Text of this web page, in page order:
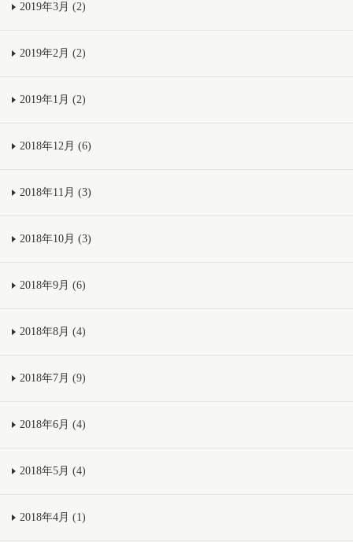
2019年3月 (2)
2019年2月 (2)
2019年1月 (2)
2018年12月 (6)
2018年11月 (3)
2018年10月 (3)
2018年9月 (6)
2018年8月 (4)
2018年7月 (9)
2018年6月 (4)
2018年5月 (4)
2018年4月 (1)